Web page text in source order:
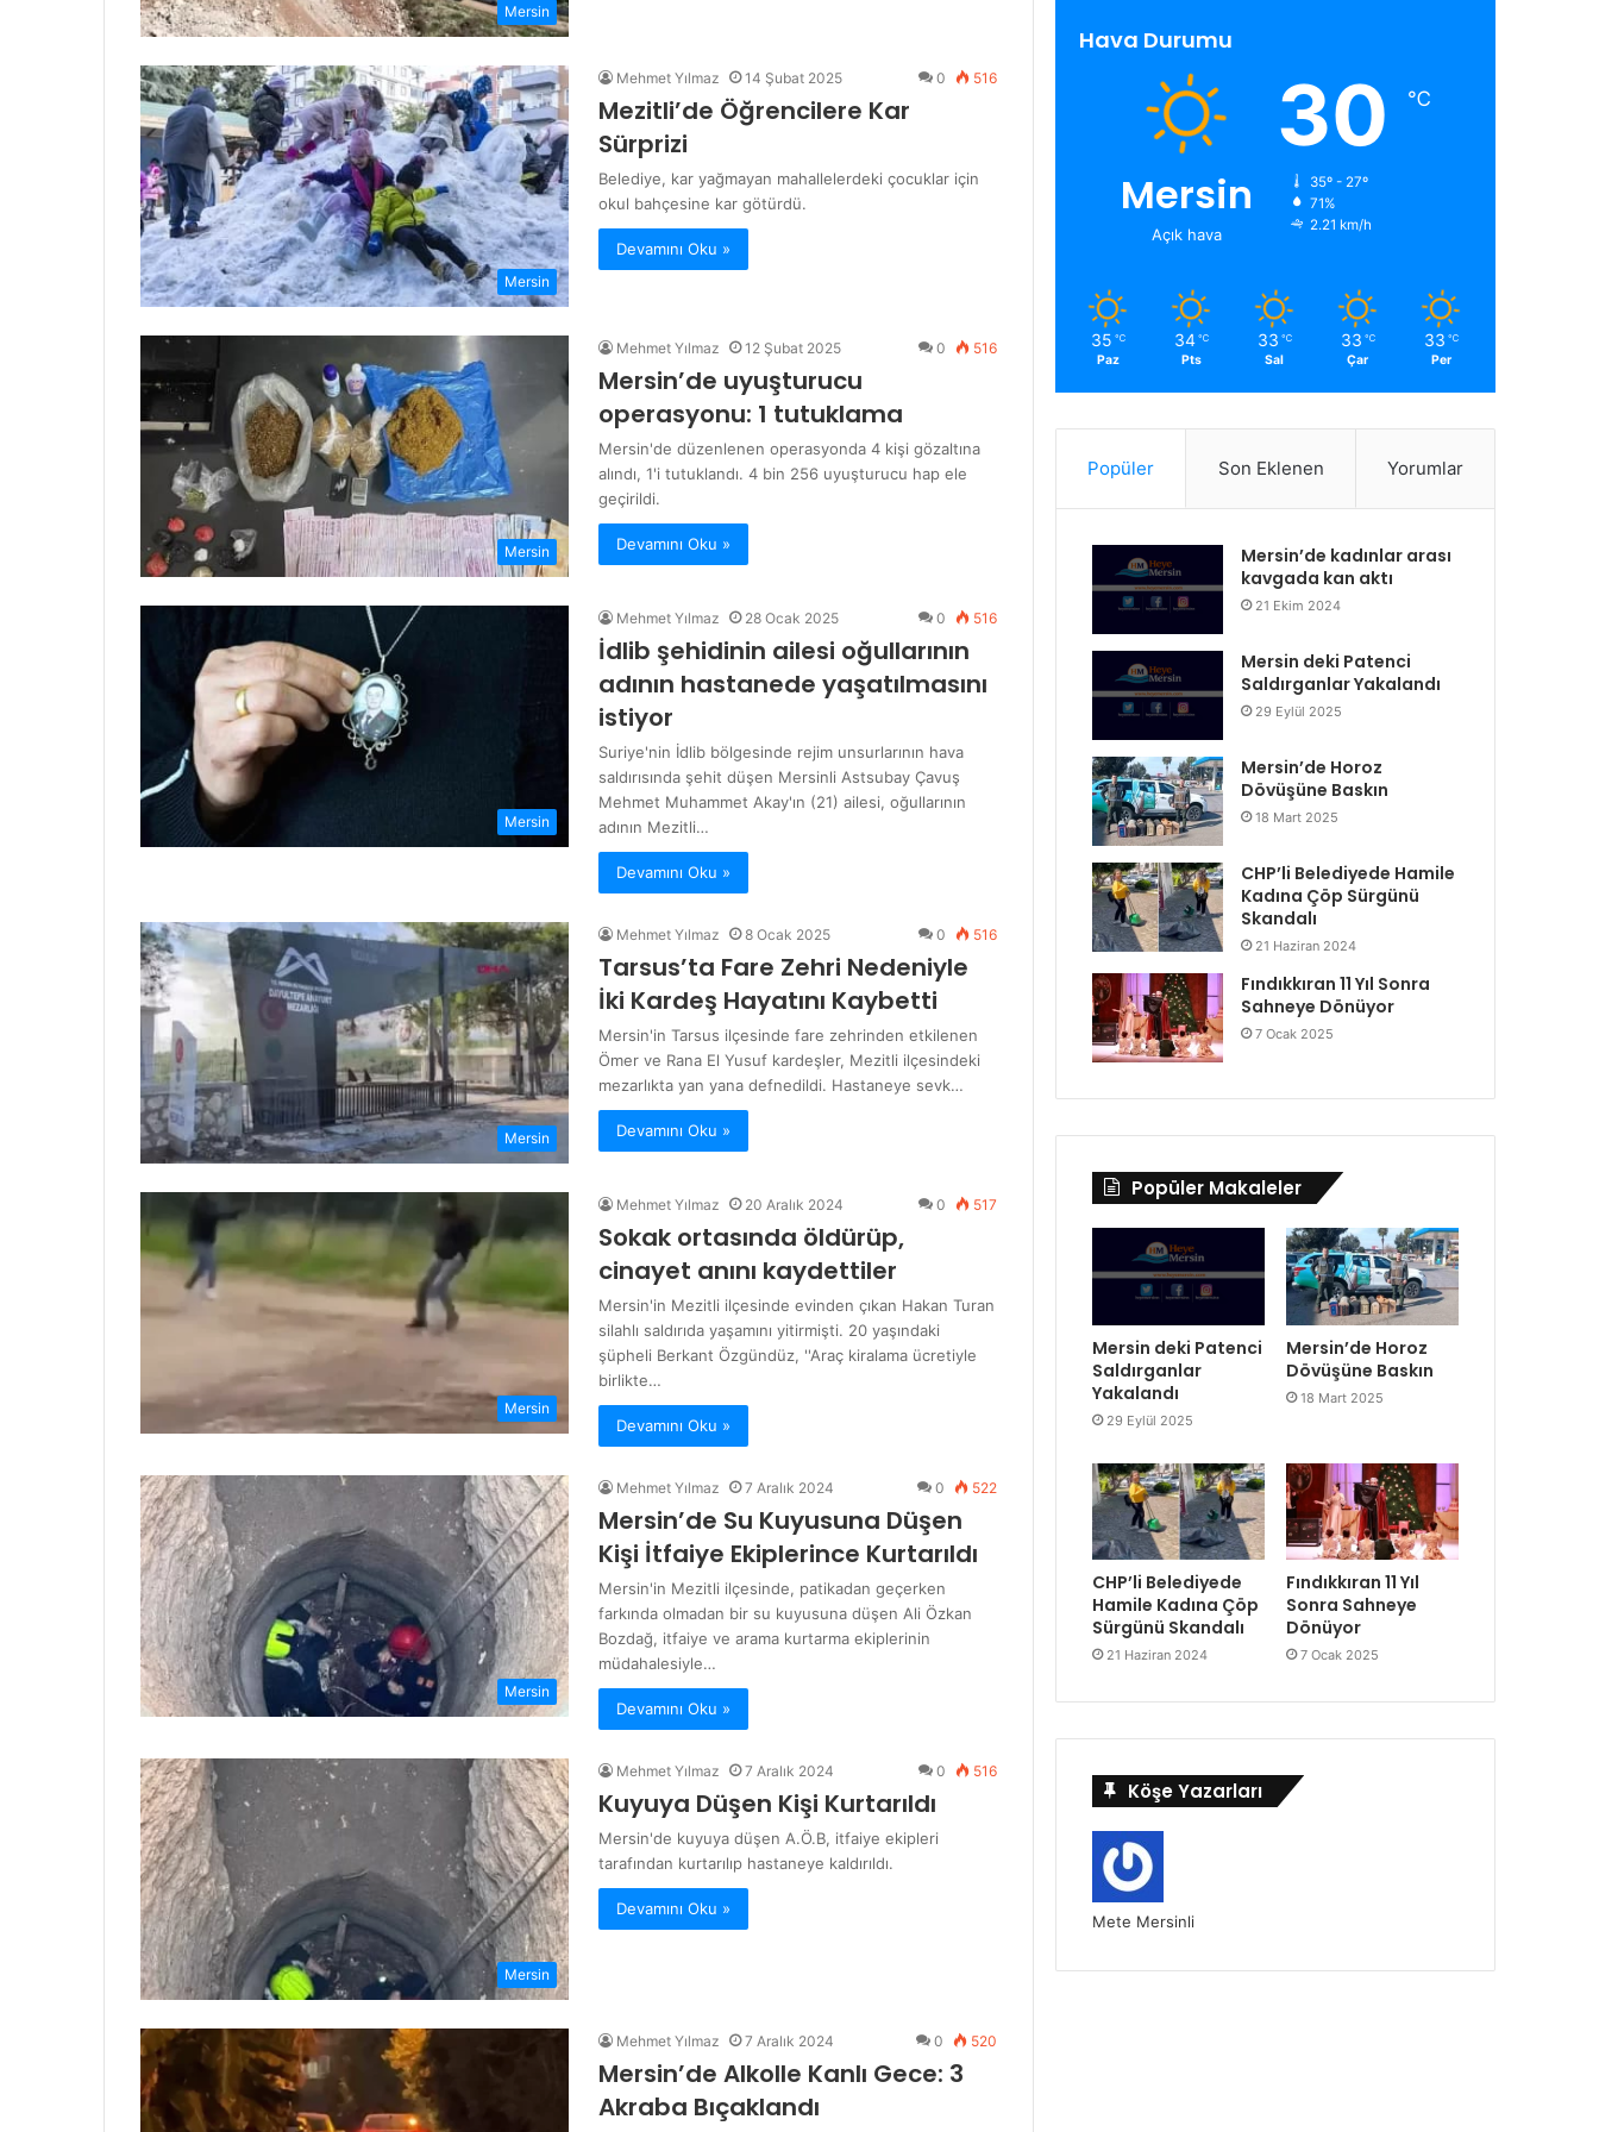
Mersin
Mersin
Mehmet Yılmaz 14 Şubat 2025 0 516
Mezitli’de Öğrencilere Kar
Sürprizi
Belediye, kar yağmayan mahallelerdeki çocuklar için
okul bahçesine kar götürdü.
Devamını Oku »
Mersin
Mehmet Yılmaz 12 Şubat 2025 0 516
Mersin’de uyuşturucu
operasyonu: 1 tutuklama
Mersin'de düzenlenen operasyonda 4 kişi gözaltına
alındı, 1'i tutuklandı. 4 bin 256 uyuşturucu hap ele
geçirildi.
Devamını Oku »
Mersin
Mehmet Yılmaz 28 Ocak 2025 0 516
İdlib şehidinin ailesi oğullarının
adının hastanede yaşatılmasını
istiyor
Suriye'nin İdlib bölgesinde rejim unsurlarının hava
saldırısında şehit düşen Mersinli Astsubay Çavuş
Mehmet Muhammet Akay'ın (21) ailesi, oğullarının
adının Mezitli…
Devamını Oku »
Mersin
Mehmet Yılmaz 8 Ocak 2025 0 516
Tarsus’ta Fare Zehri Nedeniyle
İki Kardeş Hayatını Kaybetti
Mersin'in Tarsus ilçesinde fare zehrinden etkilenen
Ömer ve Rana El Yusuf kardeşler, Mezitli ilçesindeki
mezarlıkta yan yana defnedildi. Hastaneye sevk…
Devamını Oku »
Mersin
Mehmet Yılmaz 20 Aralık 2024 0 517
Sokak ortasında öldürüp,
cinayet anını kaydettiler
Mersin'in Mezitli ilçesinde evinden çıkan Hakan Turan
silahlı saldırıda yaşamını yitirmişti. 20 yaşındaki
şüpheli Berkant Özgündüz, ''Araç kiralama ücretiyle
birlikte…
Devamını Oku »
Mersin
Mehmet Yılmaz 7 Aralık 2024 0 522
Mersin’de Su Kuyusuna Düşen
Kişi İtfaiye Ekiplerince Kurtarıldı
Mersin'in Mezitli ilçesinde, patikadan geçerken
farkında olmadan bir su kuyusuna düşen Ali Özkan
Bozdağ, itfaiye ve arama kurtarma ekiplerinin
müdahalesiyle…
Devamını Oku »
Mersin
Mehmet Yılmaz 7 Aralık 2024 0 516
Kuyuya Düşen Kişi Kurtarıldı
Mersin'de kuyuya düşen A.Ö.B, itfaiye ekipleri
tarafından kurtarılıp hastaneye kaldırıldı.
Devamını Oku »
Mehmet Yılmaz 7 Aralık 2024 0 520
Mersin’de Alkolle Kanlı Gece: 3
Akraba Bıçaklandı
Hava Durumu
Mersin
Açık hava
30 ℃
35º - 27º
71%
2.21 km/h
35 ℃
Paz
34 ℃
Pts
33 ℃
Sal
33 ℃
Çar
33 ℃
Per
Popüler Son Eklenen Yorumlar
Mersin’de kadınlar arası
kavgada kan aktı
21 Ekim 2024
Mersin deki Patenci
Saldırganlar Yakalandı
29 Eylül 2025
Mersin’de Horoz
Dövüşüne Baskın
18 Mart 2025
CHP’li Belediyede Hamile
Kadına Çöp Sürgünü
Skandalı
21 Haziran 2024
Fındıkkıran 11 Yıl Sonra
Sahneye Dönüyor
7 Ocak 2025
Popüler Makaleler
Mersin deki Patenci
Saldırganlar
Yakalandı
29 Eylül 2025
Mersin’de Horoz
Dövüşüne Baskın
18 Mart 2025
CHP’li Belediyede
Hamile Kadına Çöp
Sürgünü Skandalı
21 Haziran 2024
Fındıkkıran 11 Yıl
Sonra Sahneye
Dönüyor
7 Ocak 2025
Köşe Yazarları
Mete Mersinli